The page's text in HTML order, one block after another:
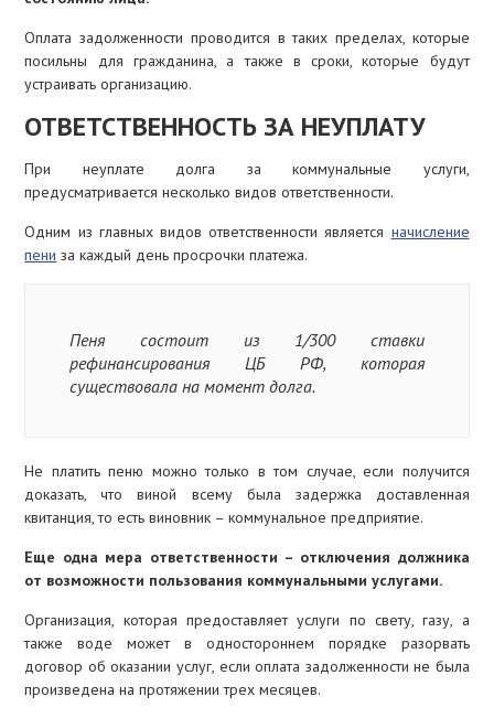
Оплата задолженности проводится в таких пределах, которые
посильны для гражданина, а также в сроки, которые будут
устраивать организацию.
ОТВЕТСТВЕННОСТЬ ЗА НЕУПЛАТУ
При неуплате долга за коммунальные услуги,
предусматривается несколько видов ответственности.
Одним из главных видов ответственности является начисление
пени за каждый день просрочки платежа.
Пеня состоит из 1/300 ставки
рефинансирования ЦБ РФ, которая
существовала на момент долга.
Не платить пеню можно только в том случае, если получится
доказать, что виной всему была задержка доставленная
квитанция, то есть виновник – коммунальное предприятие.
Еще одна мера ответственности – отключения должника
от возможности пользования коммунальными услугами.
Организация, которая предоставляет услуги по свету, газу, а
также воде может в одностороннем порядке разорвать
договор об оказании услуг, если оплата задолженности не была
произведена на протяжении трех месяцев.